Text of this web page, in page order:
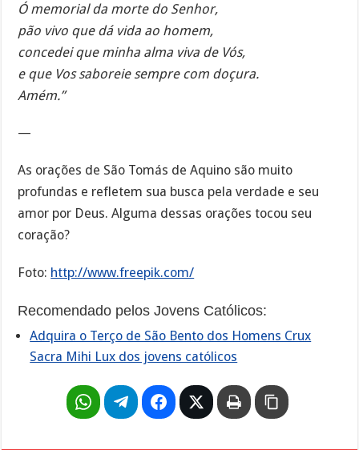
Ó memorial da morte do Senhor,
pão vivo que dá vida ao homem,
concedei que minha alma viva de Vós,
e que Vos saboreie sempre com doçura.
Amém.”
—
As orações de São Tomás de Aquino são muito
profundas e refletem sua busca pela verdade e seu
amor por Deus. Alguma dessas orações tocou seu
coração?
Foto: http://www.freepik.com/
Recomendado pelos Jovens Católicos:
Adquira o Terço de São Bento dos Homens Crux
Sacra Mihi Lux dos jovens católicos